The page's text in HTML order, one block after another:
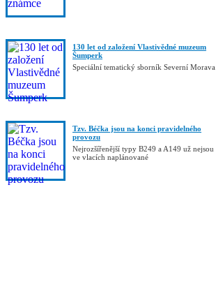
130 let od založení Vlastivědné muzeum
Šumperk
Speciální tematický sborník Severní Morava
Tzv. Béčka jsou na konci pravidelného
provozu
Nejrozšířenější typy B249 a A149 už nejsou
ve vlacích naplánované